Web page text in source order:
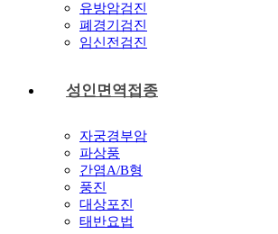
유방암검진
폐경기검진
임신전검진
성인면역접종
자궁경부암
파상풍
간염A/B형
풍진
대상포진
태반요법